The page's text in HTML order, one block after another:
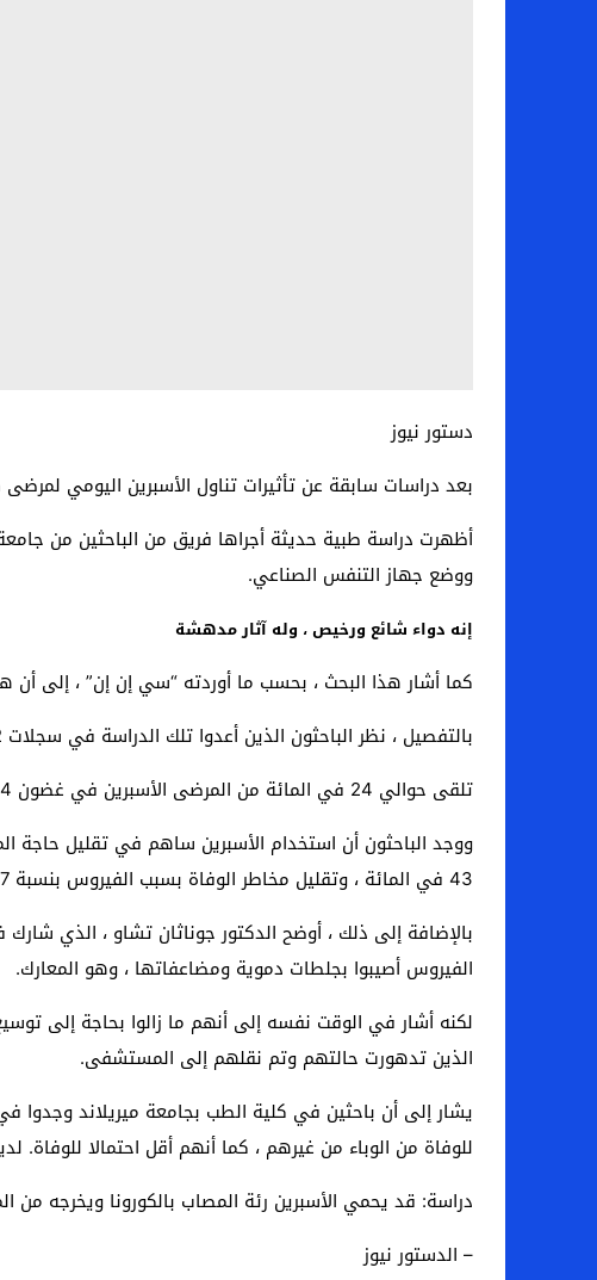
دستور نيوز
بعد دراسات سابقة عن تأثيرات تناول الأسبرين اليومي
ووضع جهاز التنفس الصناعي.
إنه دواء شائع ورخيص ، وله آثار مدهشة
كما أشار هذا البحث ، بحسب ما أوردته “سي إن إن” ، إلى أن
بالتفصيل ، نظر الباحثون الذين أعدوا تلك الدراسة في سجلات 412 مريضًا تم قبولهم في العديد من المستشفيات الأمريكية بين مارس ويوليو 2020.
تلقى حوالي 24 في المائة من المرضى الأسبرين في غضون 24 ساعة من دخول المستشفى ، أو في الأيام السبعة السابقة للدخول ، بينما لم يتلق 76 في المائة الدواء.
43 في المائة ، وتقليل مخاطر الوفاة بسبب الفيروس بنسبة 47 في المائة.
بالإضافة إلى ذلك ، أوضح الدكتور جوناثان تشاو ، الذي
الفيروس أصيبوا بجلطات دموية ومضاعفاتها ، وهو المعارك.
لكنه أشار في الوقت نفسه إلى أنهم ما زالوا بحاجة إلى
الذين تدهورت حالتهم وتم نقلهم إلى المستشفى.
يشار إلى أن باحثين في كلية الطب بجامعة ميريلاند وجدوا
للوفاة من الوباء من غيرهم ، كما أنهم أقل احتمالا
دراسة: قد يحمي الأسبرين رئة المصاب بالكورونا ويخرجه
– الدستور نيوز